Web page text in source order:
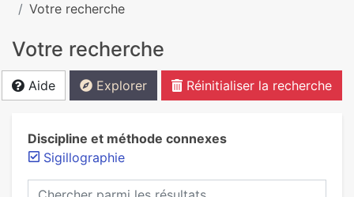
Votre recherche
Votre recherche
Aide Explorer Réinitialiser la recherche
Discipline et méthode connexes
Sigillographie
Chercher parmi les résultats...